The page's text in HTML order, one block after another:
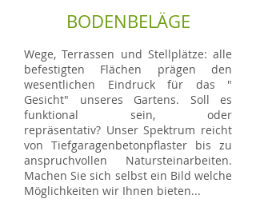
BODENBELÄGE
Wege, Terrassen und Stellplätze: alle
befestigten Flächen prägen den
wesentlichen Eindruck für das "
Gesicht" unseres Gartens. Soll es
funktional sein, oder
repräsentativ? Unser Spektrum reicht
von Tiefgaragenbetonpflaster bis zu
anspruchvollen Natursteinarbeiten.
Machen Sie sich selbst ein Bild welche
Möglichkeiten wir Ihnen bieten...